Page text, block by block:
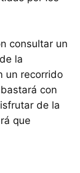
consultar un
la
un recorrido
con
de la
que